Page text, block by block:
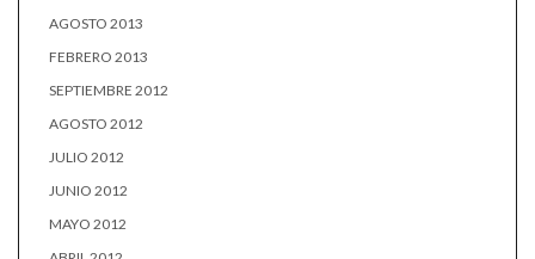
AGOSTO 2013
FEBRERO 2013
SEPTIEMBRE 2012
AGOSTO 2012
JULIO 2012
JUNIO 2012
MAYO 2012